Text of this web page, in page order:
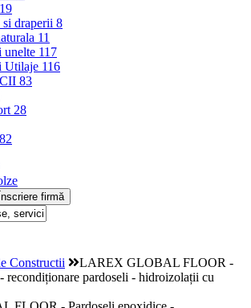
19
si draperii 8
11
unelte 117
Utilaje 116
83
28
82
Înscriere firmă
Constructii
LAREX GLOBAL FLOOR -
recondiționare pardoseli - hidroizolații cu